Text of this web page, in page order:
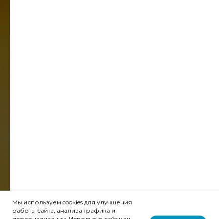
Мы используем cookies для улучшения
работы сайта, анализа трафика и